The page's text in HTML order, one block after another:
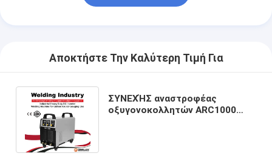
Αποκτήστε Την Καλύτερη Τιμή Για
ΣΥΝΕΧΉΣ αναστροφέας
οξυγονοκολλητών ARC1000